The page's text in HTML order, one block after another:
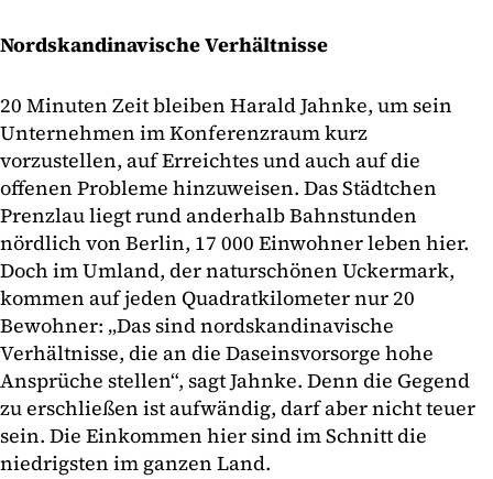
Nordskandinavische Verhältnisse
20 Minuten Zeit bleiben Harald Jahnke, um sein
Unternehmen im Konferenzraum kurz
vorzustellen, auf Erreichtes und auch auf die
offenen Probleme hinzuweisen. Das Städtchen
Prenzlau liegt rund anderhalb Bahnstunden
nördlich von Berlin, 17 000 Einwohner leben hier.
Doch im Umland, der naturschönen Uckermark,
kommen auf jeden Quadratkilometer nur 20
Bewohner: „Das sind nordskandinavische
Verhältnisse, die an die Daseinsvorsorge hohe
Ansprüche stellen“, sagt Jahnke. Denn die Gegend
zu erschließen ist aufwändig, darf aber nicht teuer
sein. Die Einkommen hier sind im Schnitt die
niedrigsten im ganzen Land.